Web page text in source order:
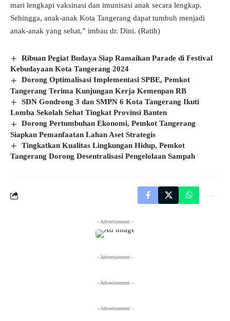
mari lengkapi vaksinasi dan imunisasi anak secara lengkap.
Sehingga, anak-anak Kota Tangerang dapat tumbuh menjadi
anak-anak yang sehat,” imbau dr. Dini. (Ratih)
Ribuan Pegiat Budaya Siap Ramaikan Parade di Festival
Kebudayaan Kota Tangerang 2024
Dorong Optimalisasi Implementasi SPBE, Pemkot
Tangerang Terima Kunjungan Kerja Kemenpan RB
SDN Gondrong 3 dan SMPN 6 Kota Tangerang Ikuti
Lomba Sekolah Sehat Tingkat Provinsi Banten
Dorong Pertumbuhan Ekonomi, Pemkot Tangerang
Siapkan Pemanfaatan Lahan Aset Strategis
Tingkatkan Kualitas Lingkungan Hidup, Pemkot
Tangerang Dorong Desentralisasi Pengelolaan Sampah
- Advertisement -
- Advertisement -
- Advertisement -
- Advertisement -